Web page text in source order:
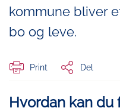
kommune bliver
bo og leve.
Print Del
Hvordan kan du